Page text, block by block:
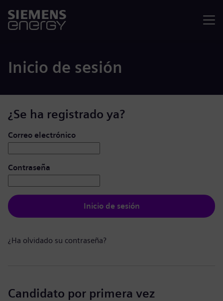
Inicio de sesión
¿Se ha registrado ya?
Iniciar de sesión: usuario y contraseña
Correo electrónico
Contraseña
Inicio de sesión
¿Ha olvidado su contraseña?
Candidato por primera vez